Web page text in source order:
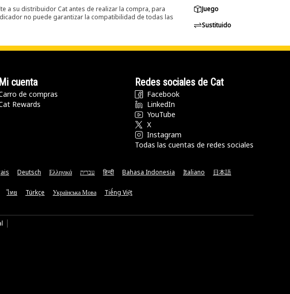
a su distribuidor Cat antes de realizar la compra, para
no puede garantizar la compatibilidad de todas las
Juego
Sustituido
Mi cuenta
de compras
Rewards
Redes sociales de Cat
Facebook
LinkedIn
YouTube
X
Instagram
Todas las cuentas de redes sociales
Deutsch Ελληνικά עברית हिन्दी Bahasa Indonesia Italiano 日本語
ไทย Türkçe Українська Мова Tiếng Việt